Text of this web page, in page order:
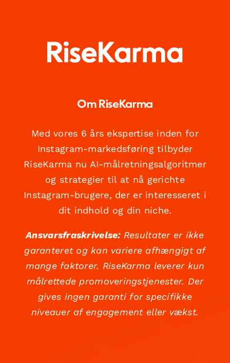
Om RiseKarma
Med vores 6 års ekspertise inden for
Instagram-markedsføring tilbyder
RiseKarma nu AI-målretningsalgoritmer
og strategier til at nå gerichte
Instagram-brugere, der er interesseret i
dit indhold og din niche.
Ansvarsfraskrivelse:Resultater er ikke
garanteret og kan variere afhængigt af
mange faktorer. RiseKarma leverer kun
målrettede promoveringstjenester. Der
gives ingen garanti for specifikke
niveauer af engagement eller vækst.